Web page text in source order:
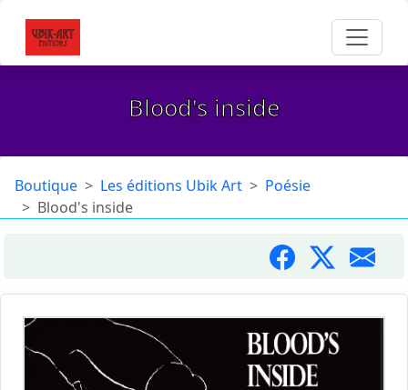
Blood's inside
Boutique Les éditions Ubik Art
Poésie
Blood's inside